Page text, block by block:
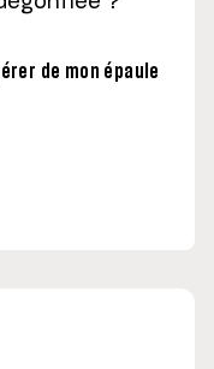
de mon épaule